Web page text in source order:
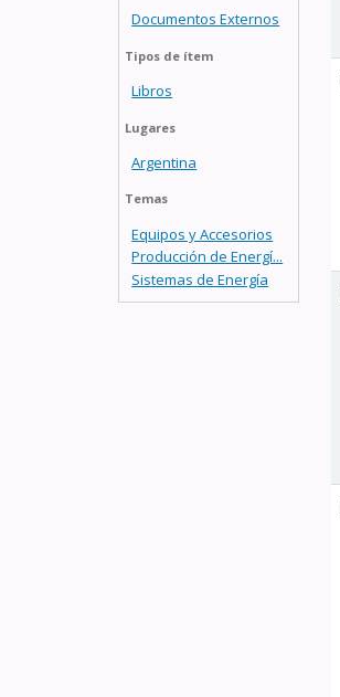
Documentos Externos
Tipos de ítem
Libros
Lugares
Argentina
Temas
Equipos y Accesorios
Producción de Energí...
Sistemas de Energía